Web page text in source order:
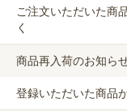
ご注文いただいた商
く
商品再入荷のお知ら
登録いただいた商品